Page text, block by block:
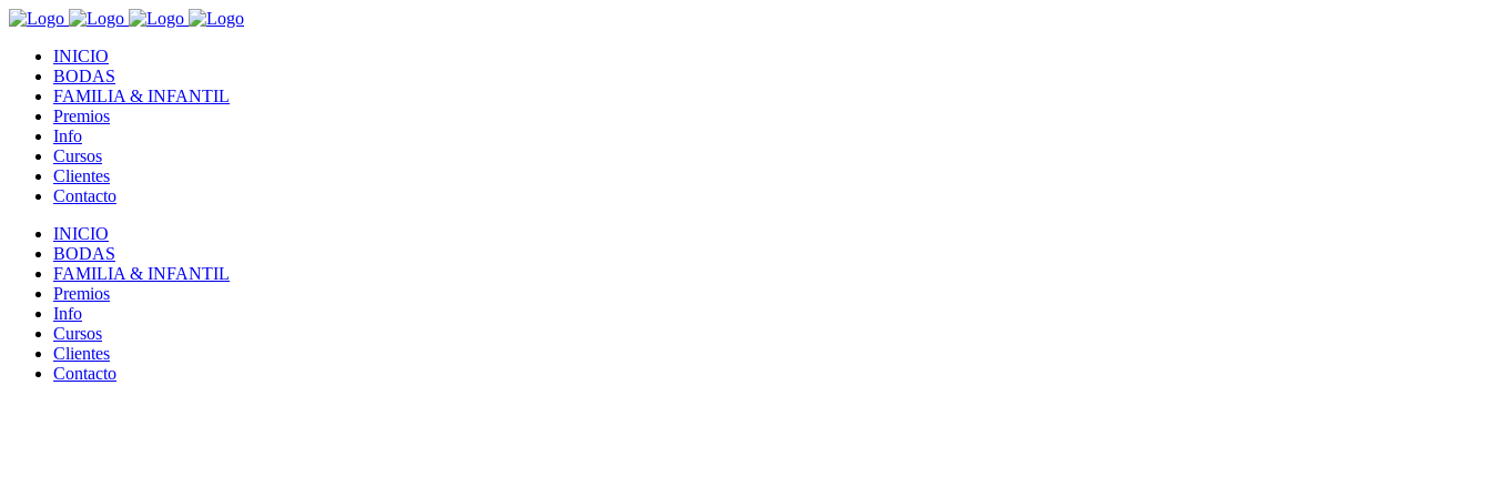
INICIO
BODAS
FAMILIA & INFANTIL
Premios
Info
Cursos
Clientes
Contacto
INICIO
BODAS
FAMILIA & INFANTIL
Premios
Info
Cursos
Clientes
Contacto